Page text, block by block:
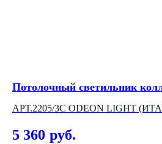
Потолочный светильник
АРТ.2205/3C ODEON LIGHT
5 360 руб.